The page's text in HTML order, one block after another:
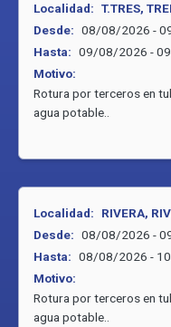
Localidad: T.TRES,
Desde: 08/08/2026 -
Hasta: 09/08/2026 -
Motivo:
Rotura por terceros en
agua potable..
Localidad:
RIVERA,
Desde: 08/08/2026 -
Hasta: 08/08/2026 -
Motivo:
Rotura por terceros en
agua potable..